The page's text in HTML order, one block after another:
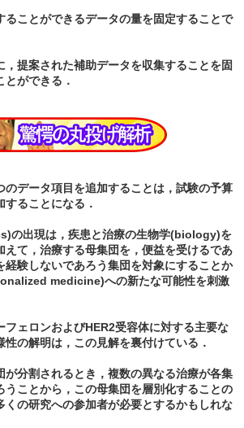
ることができるデータの量を固定することで
，提案された補助データを収集することを固
ができる．
のデータ項目を追加することは，試験の予算
ることになる．
の出現は，疾患と治療の生物学(biology)を
えて，治療する母集団を，便益を受けるであ
経験しないであろう集団を対象にすることか
medicine)への新たな可能性を刺激
フェロンおよびHER2受容体に対する主要な
の解明は，この見解を裏付けている．
が分割されるとき，複数の異なる治療が各集
うことから，この母集団を層別化することの
くの研究への参加者が必要とするかもしれな